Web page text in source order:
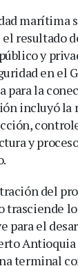
marítima
resultado
y
en el
para la
incluyó
y
del
trasciende
para el
Antioquia
terminal